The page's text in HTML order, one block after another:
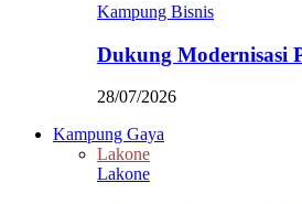
Kampung Bisnis
Dukung Modernisasi
28/07/2026
Kampung Gaya
Lakone
Lakone